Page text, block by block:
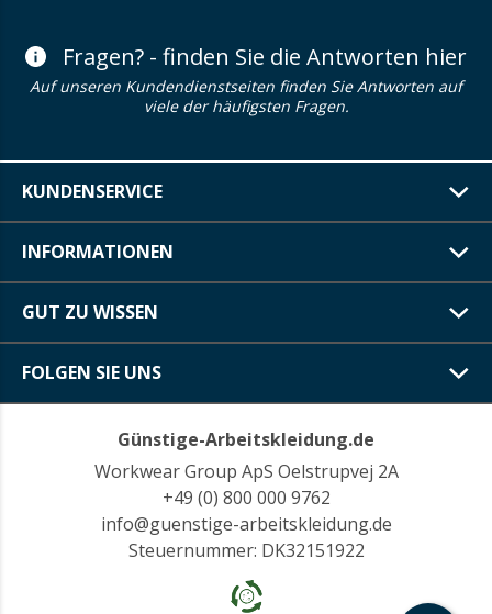
Fragen? - finden Sie die Antworten hier
Auf unseren Kundendienstseiten finden Sie Antworten auf
viele der häufigsten Fragen.
KUNDENSERVICE
INFORMATIONEN
GUT ZU WISSEN
FOLGEN SIE UNS
Günstige-Arbeitskleidung.de
Workwear Group ApS Oelstrupvej 2A
+49 (0) 800 000 9762
info@guenstige-arbeitskleidung.de
Steuernummer: DK32151922